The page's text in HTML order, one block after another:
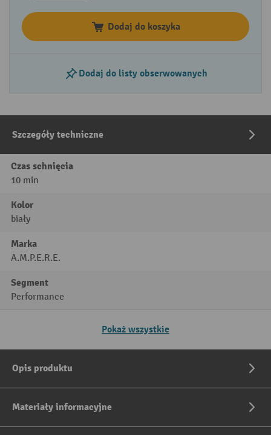
Dodaj do koszyka
Dodaj do listy obserwowanych
Szczegóły techniczne
Czas schnięcia
10 min
Kolor
biały
Marka
A.M.P.E.R.E.
Segment
Performance
Pokaż wszystkie
Opis produktu
Materiały informacyjne